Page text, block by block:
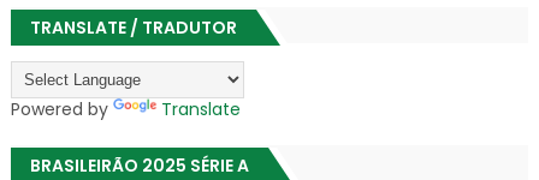
TRANSLATE / TRADUTOR
Powered by Translate
BRASILEIRÃO 2025 SÉRIE A